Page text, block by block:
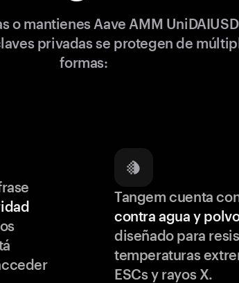
o mantienes Aave AMM
privadas se protegen de
formas:
Tangem cuenta
contra agua y
diseñado para
temperaturas
ESCs y rayos X.